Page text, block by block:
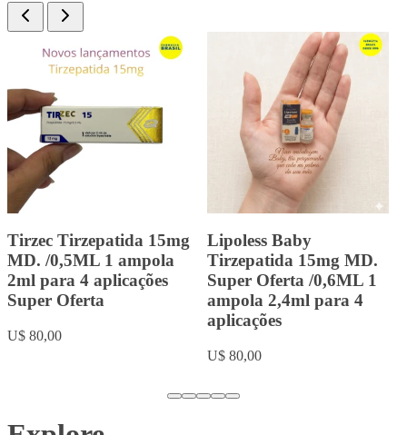
Landerlan Gold Testenat
Depot Enantato de
Testosterona 250mg com
10ml
U$ 18,00
Landerlan Gold
Durateston com 10ml
U$ 20,00